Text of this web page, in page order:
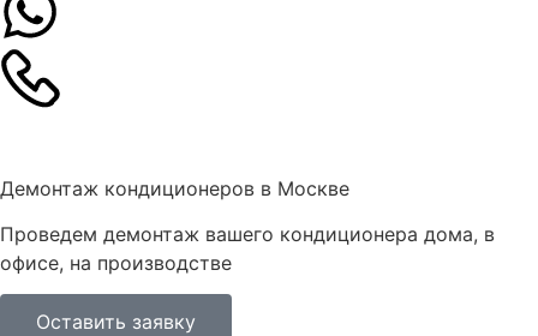
Демонтаж кондиционеров в Москве
Проведем демонтаж вашего кондиционера дома, в
офисе, на производстве
Оставить заявку